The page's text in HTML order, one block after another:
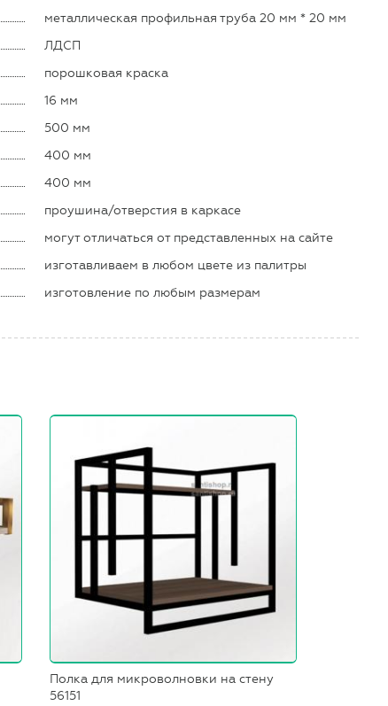
металлическая профильная труба 20 мм * 20 мм
ЛДСП
порошковая краска
16 мм
500 мм
400 мм
400 мм
проушина/отверстия в каркасе
могут отличаться от представленных на сайте
изготавливаем в любом цвете из палитры
изготовление по любым размерам
Полка для микроволновки на стену
56151